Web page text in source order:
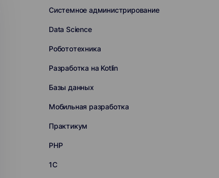
Системное администрирование
Data Science
Робототехника
Разработка на Kotlin
Базы данных
Мобильная разработка
Практикум
PHP
1С